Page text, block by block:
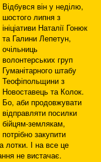
Відбувся він у неділю,
шостого липня з
ініціативи Наталії Гонюк
та Галини Лепетун,
очільниць
волонтерських груп
Гуманітарного штабу
Теофіпольщини з
Новоставець та Колок.
Бо, аби продовжувати
відправляти посилки
бійцям-землякам,
потрібно закупити
лотки. І на все це
не вистачає.